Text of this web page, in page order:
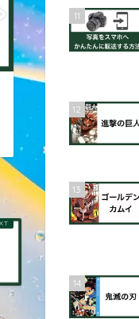
【名言】妄想（プロ
ー 青木功）
11
12
13
14